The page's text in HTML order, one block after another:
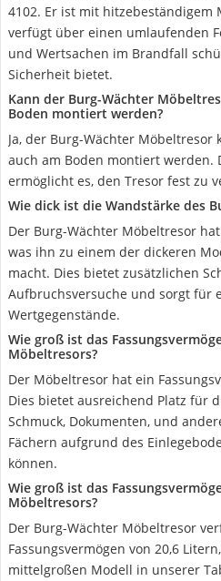
4102. Er ist mit hitzebeständigem
verfügt über einen umlaufenden
und Wertsachen im Brandfall
Sicherheit bietet.
Kann der Burg-Wächter
Boden montiert werden?
Ja, der Burg-Wächter Möbeltresor
auch am Boden montiert werden.
ermöglicht es, den Tresor fest zu
Wie dick ist die Wandstärke des
Der Burg-Wächter Möbeltresor
was ihn zu einem der dickeren
macht. Dies bietet zusätzlichen
Aufbruchsversuche und sorgt für
Wertgegenstände.
Wie groß ist das
Möbeltresors?
Der Möbeltresor hat ein
Dies bietet ausreichend Platz für
Schmuck, Dokumenten, und
Fächern aufgrund des
können.
Wie groß ist das
Möbeltresors?
Der Burg-Wächter Möbeltresor
Fassungsvermögen von 20,6
mittelgroßen Modell in unserer